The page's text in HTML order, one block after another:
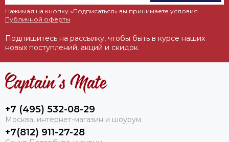
Нажимая на кнопку «Подписаться» вы принимаете условия
Публичной оферты.
Подпишитесь на рассылку, чтобы быть в курсе наших
новых поступлений, акций и скидок.
+7 (495) 532-08-29
Москва, интернет-магазин и шоурум.
+7(812) 911-27-28